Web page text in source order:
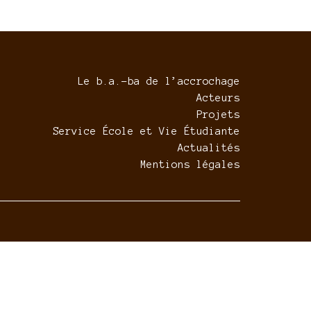
Le b.a.-ba de l’accrochage
Acteurs
Projets
Service École et Vie Étudiante
Actualités
Mentions légales